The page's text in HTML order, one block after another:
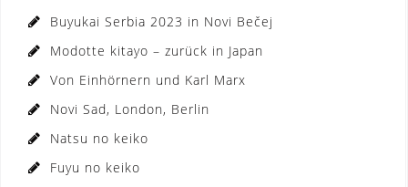
Buyukai Serbia 2023 in Novi Bečej
Modotte kitayo – zurück in Japan
Von Einhörnern und Karl Marx
Novi Sad, London, Berlin
Natsu no keiko
Fuyu no keiko